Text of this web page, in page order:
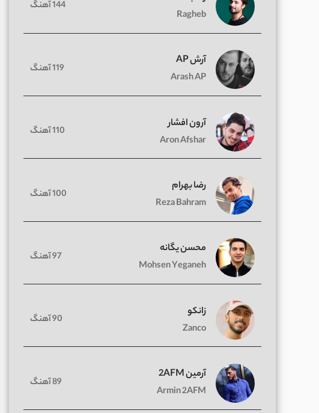
Ragheb
144 آهنگ
آرش AP
Arash AP
119 آهنگ
آرون افشار
Aron Afshar
110 آهنگ
رضا بهرام
Reza Bahram
100 آهنگ
محسن یگانه
Mohsen Yeganeh
97 آهنگ
زانکو
Zanco
90 آهنگ
آرمین 2AFM
Armin 2AFM
89 آهنگ